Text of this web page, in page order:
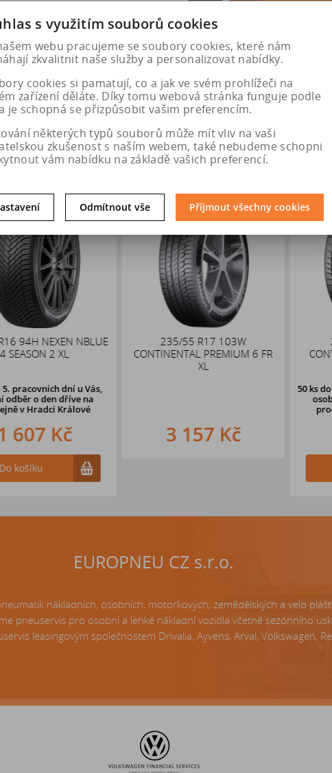
NBLUE
XL
dní u Vás,
dříve na
Králové
235/55 R17 103W
CONTINENTAL PREMIUM 6 FR
3 157 Kč
245/45
CONTINENTAL
do dvou
osobní odběr o
prodejně v
5
EUROPNEU CZ s.r.o.
nákladních, osobních, motorkových, zemědělských a velo
pneuservis pro osobní a lehké nákladní vozidla včetně sezónního
leasingovým společnostem Drivalia, Ayvens, Arval, Volkswagen,
s využitím souborů cookies
webu pracujeme se soubory cookies, které nám
zkvalitnit naše služby a personalizovat nabídky.
cookies si pamatují, co a jak ve svém prohlížeči na
zařízení děláte. Díky tomu webová stránka funguje podle
je schopná se přizpůsobit vašim preferencím.
některých typů souborů může mít vliv na vaši
zkušenost s naším webem, také nebudeme schopni
vám nabídku na základě vašich preferencí.
Odmítnout vše Přijmout všechny cookies